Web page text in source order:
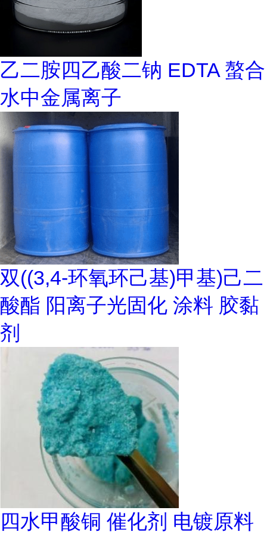
乙二胺四乙酸二钠 EDTA 螯合
水中金属离子
双((3,4-环氧环己基)甲基)己二
酸酯 阳离子光固化 涂料 胶黏
剂
四水甲酸铜 催化剂 电镀原料